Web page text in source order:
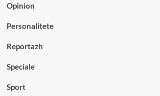
Opinion
Personalitete
Reportazh
Speciale
Sport